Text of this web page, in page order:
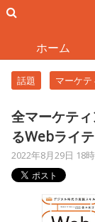
ホーム
話題 マーケテ
全マーケテ
るWebライ
2022年8月29日 18